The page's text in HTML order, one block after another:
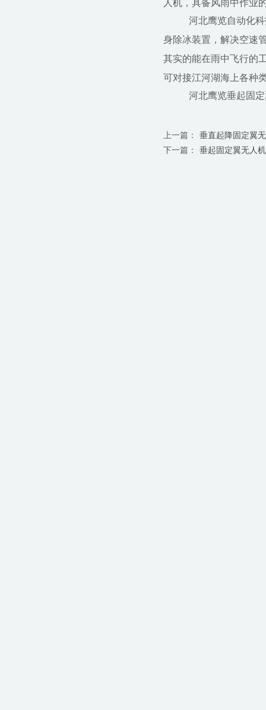
人机，具备风雨中作业
河北鹰览自动化
身除冰装置，解决空速
其实的能在雨中飞行的
可对接江河湖海上各种
河北鹰览垂起固
上一篇：
垂直起降固定翼
下一篇：
垂起固定翼无人